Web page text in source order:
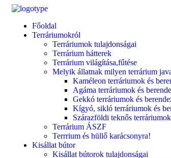
Főoldal
Terráriumokról
Terráriumok tulajdonságai
Terrárium hátterek
Terrárium világítása,fűtése
Melyik állatnak milyen terrárium
Kaméleon terráriumok és
Agáma terráriumok és
Gekkó terráriumok és
Kígyó, sikló terráriumok és
Szárazföldi teknős
Terrárium ÁSZF
Terrrium és hüllő karácsonyra!
Kisállat bútor
Kisállat bútorok tulajdonságai